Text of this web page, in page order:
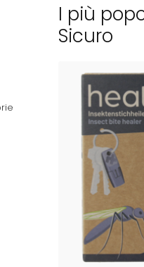
I più
Sicuro